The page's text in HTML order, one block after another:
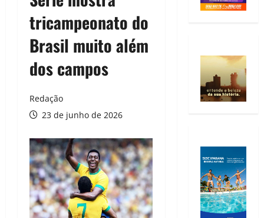
tricampeonato do
Brasil muito além
dos campos
Redação
23 de junho de 2026